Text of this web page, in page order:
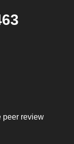
peer review